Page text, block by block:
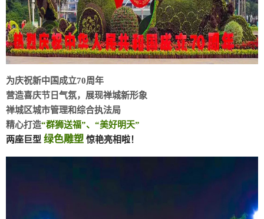
为庆祝新中国成立70周年
营造喜庆节日气氛，展现禅城新形象
禅城区城市管理和综合执法局
精心打造“群狮送福”、“美好明天”
两座巨型 绿色雕塑 惊艳亮相啦！